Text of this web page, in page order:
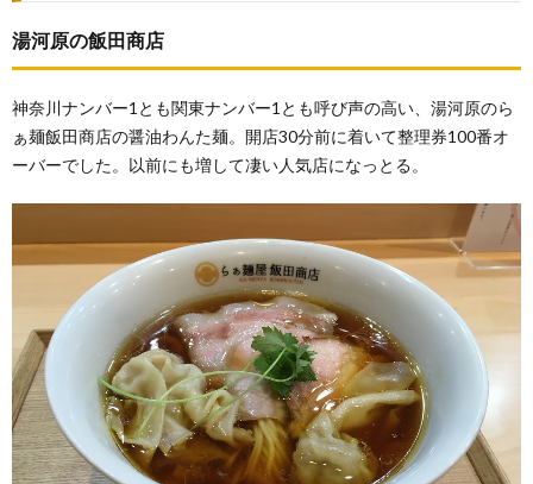
湯河原の飯田商店
神奈川ナンバー1とも関東ナンバー1とも呼び声の高い、湯河原のら
ぁ麺飯田商店の醤油わんた麺。開店30分前に着いて整理券100番オ
ーバーでした。以前にも増して凄い人気店になっとる。